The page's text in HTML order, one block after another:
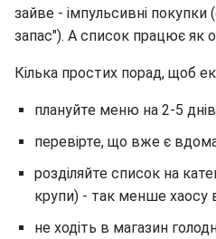
зайве - імпульсивні покупки
запас"). А список працює як
Кілька простих порад, щоб
плануйте меню на 2-5 днів
перевірте, що вже є
розділяйте список на
крупи) - так менше хаосу
не ходіть в магазин